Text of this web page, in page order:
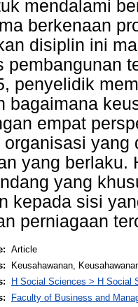
mendalami
berkenaan
disiplin ini
pembangunan
penyelidik
bagaimana
empat
yang
yang
kepada sisi
perniagaan
Article
Keusahawanan,
H Social Sciences > H Social
Faculty of Business and